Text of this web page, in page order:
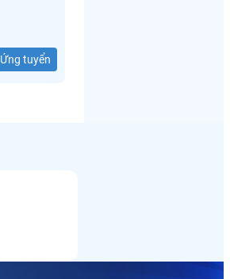
Ứng tuyển